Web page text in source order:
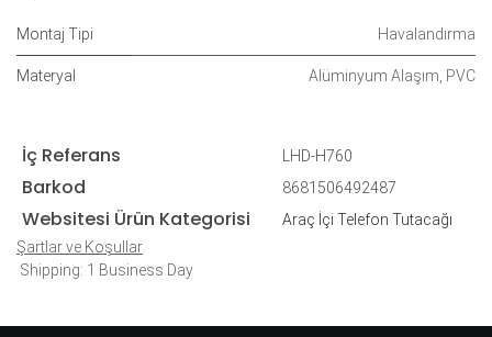
Montaj Tipi Havalandırma
Materyal Alüminyum Alaşım PVC
İç Referans LHD-H760
Barkod 8681506492487
Websitesi Ürün Kategorisi
Araç İçi Telefon Tutacağı
Şartlar ve Koşullar
Shipping: 1 Business Day